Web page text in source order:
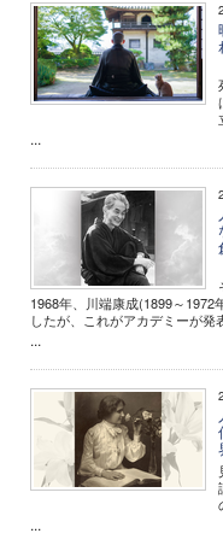
...
1968年、川端康成(1899～
したが、これがアカデミーが発
...
...